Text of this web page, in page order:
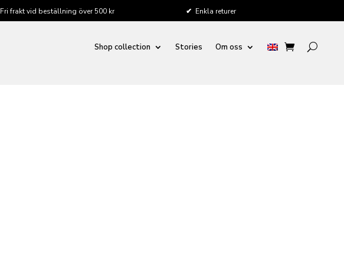
Fri frakt vid beställning över 500 kr ✔ Enkla returer
Shop collection Stories Om oss